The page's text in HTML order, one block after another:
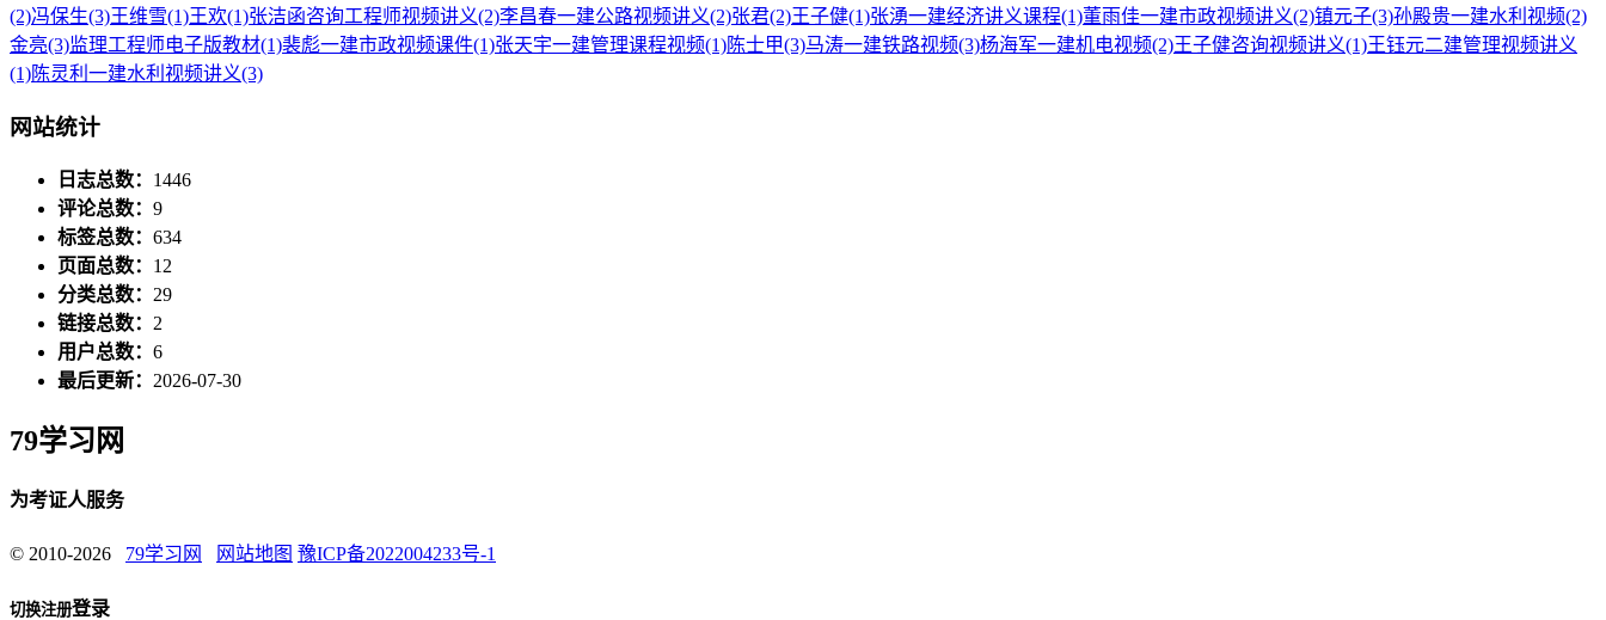
(2)冯保生(3)王维雪(1)王欢(1)张洁函咨询工程师视频讲义(2)李昌春一建公路视频讲义(2)张君(2)王子健(1)张湧一建经济讲义课程(1)董雨佳一建市政视频讲义(2)镇元子(3)孙殿贵一建水利视频(2)
金亮(3)监理工程师电子版教材(1)裴彪一建市政视频课件(1)张天宇一建管理课程视频(1)陈士甲(3)马涛一建铁路视频(3)杨海军一建机电视频(2)王子健咨询视频讲义(1)王钰元二建管理视频讲义
(1)陈灵利一建水利视频讲义(3)
网站统计
日志总数： 1446
评论总数： 9
标签总数： 634
页面总数： 12
分类总数： 29
链接总数： 2
用户总数： 6
最后更新： 2026-07-30
79学习网
为考证人服务
© 2010-2026 79学习网 网站地图 豫ICP备2022004233号-1
切换注册登录